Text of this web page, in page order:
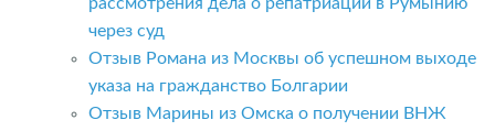
через суд
Отзыв Романа из Москвы об успешном выходе
указа на гражданство Болгарии
Отзыв Марины из Омска о получении ВНЖ